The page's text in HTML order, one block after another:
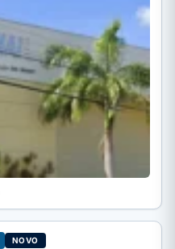
NOVO